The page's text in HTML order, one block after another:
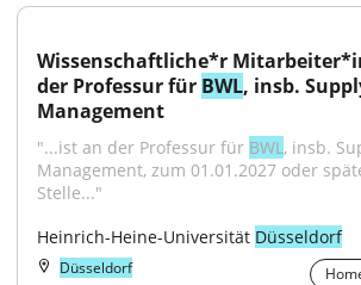
Wissenschaftliche*r
der Professur für BWL, insb.
Management
"...ist an der Professur für BWL, insb.
Management, zum 01.01.2027 oder
Stelle..."
Heinrich-Heine-Universität Düsseldorf
Düsseldorf